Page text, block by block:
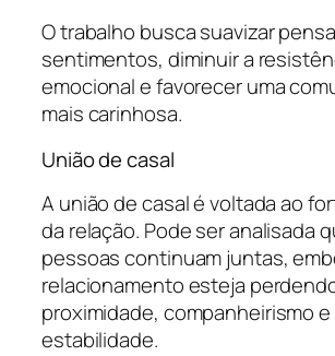
O trabalho busca suavizar
sentimentos, diminuir a
emocional e favorecer uma
mais carinhosa.
União de casal
A união de casal é voltada ao
da relação. Pode ser analisada
pessoas continuam juntas,
relacionamento esteja
proximidade, companheirismo e
estabilidade.